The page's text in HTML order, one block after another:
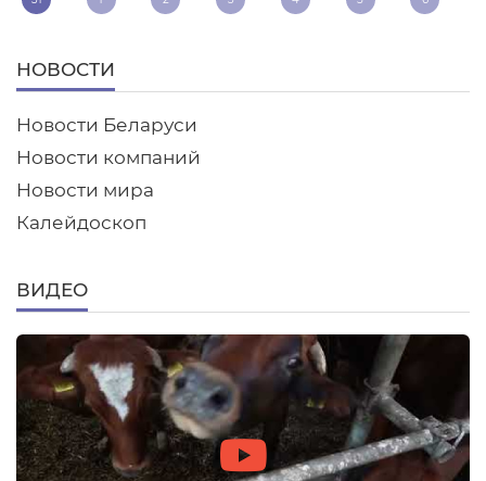
НОВОСТИ
Новости Беларуси
Новости компаний
Новости мира
Калейдоскоп
ВИДЕО